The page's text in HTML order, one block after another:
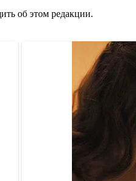
об этом редакции.